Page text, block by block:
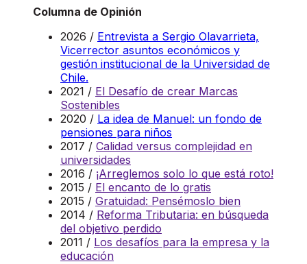
Columna de Opinión
2026 / Entrevista a Sergio Olavarrieta,
Vicerrector asuntos económicos y
gestión institucional de la Universidad de
Chile.
2021 / El Desafío de crear Marcas
Sostenibles
2020 / La idea de Manuel: un fondo de
pensiones para niños
2017 / Calidad versus complejidad en
universidades
2016 / ¡Arreglemos solo lo que está roto!
2015 / El encanto de lo gratis
2015 / Gratuidad: Pensémoslo bien
2014 / Reforma Tributaria: en búsqueda
del objetivo perdido
2011 / Los desafíos para la empresa y la
educación